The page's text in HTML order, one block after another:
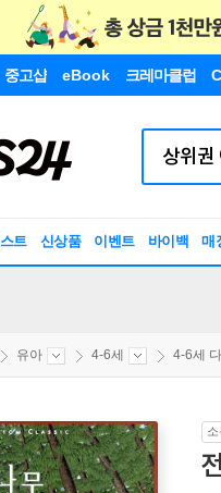
중고샵 eBook 크레마클럽
트 신상품 이벤트 바이백 매
유아 4-6세 4-6세